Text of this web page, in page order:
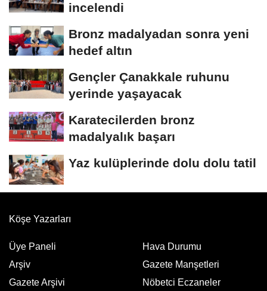
incelendi
Bronz madalyadan sonra yeni
hedef altın
Gençler Çanakkale ruhunu
yerinde yaşayacak
Karatecilerden bronz
madalyalık başarı
Yaz kulüplerinde dolu dolu tatil
Köşe Yazarları
Üye Paneli
Arşiv
Gazete Arşivi
Hava Durumu
Gazete Manşetleri
Nöbetci Eczaneler